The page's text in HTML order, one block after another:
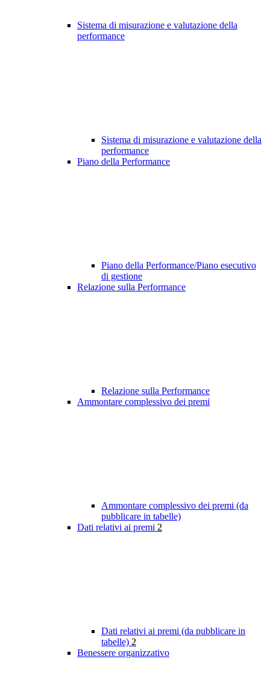
Sistema di misurazione e valutazione della
performance
Sistema di misurazione e valutazione della
performance
Piano della Performance
Piano della Performance/Piano esecutivo
di gestione
Relazione sulla Performance
Relazione sulla Performance
Ammontare complessivo dei premi
Ammontare complessivo dei premi (da
pubblicare in tabelle)
Dati relativi ai premi 2
Dati relativi ai premi (da pubblicare in
tabelle) 2
Benessere organizzativo